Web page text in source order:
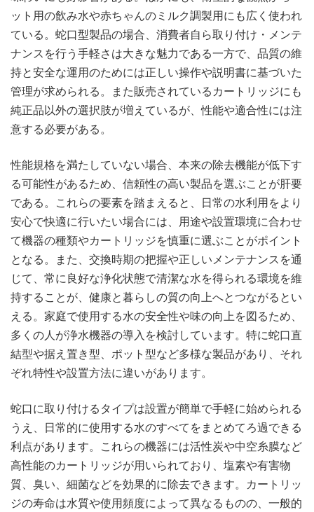
ット用の飲み水や赤ちゃんのミルク調製用にも広く使われ
ている。蛇口型製品の場合、消費者自ら取り付け・メンテ
ナンスを行う手軽さは大きな魅力である一方で、品質の維
持と安全な運用のためには正しい操作や説明書に基づいた
管理が求められる。また販売されているカートリッジにも
純正品以外の選択肢が増えているが、性能や適合性には注
意する必要がある。
性能規格を満たしていない場合、本来の除去機能が低下す
る可能性があるため、信頼性の高い製品を選ぶことが肝要
である。これらの要素を踏まえると、日常の水利用をより
安心で快適に行いたい場合には、用途や設置環境に合わせ
て機器の種類やカートリッジを慎重に選ぶことがポイント
となる。また、交換時期の把握や正しいメンテナンスを通
じて、常に良好な浄化状態で清潔な水を得られる環境を維
持することが、健康と暮らしの質の向上へとつながるとい
える。家庭で使用する水の安全性や味の向上を図るため、
多くの人が浄水機器の導入を検討しています。特に蛇口直
結型や据え置き型、ポット型など多様な製品があり、それ
ぞれ特性や設置方法に違いがあります。
蛇口に取り付けるタイプは設置が簡単で手軽に始められる
うえ、日常的に使用する水のすべてをまとめてろ過できる
利点があります。これらの機器には活性炭や中空糸膜など
高性能のカートリッジが用いられており、塩素や有害物
質、臭い、細菌などを効果的に除去できます。カートリッ
ジの寿命は水質や使用頻度によって異なるものの、一般的